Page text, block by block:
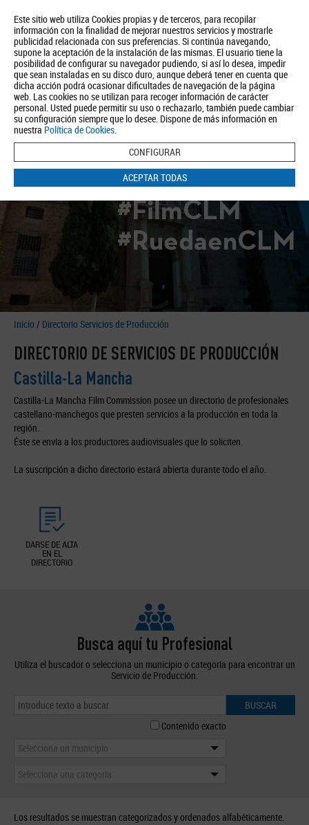
Este sitio web utiliza Cookies propias y de terceros, para recopilar
información con la finalidad de mejorar nuestros servicios y mostrarle
publicidad relacionada con sus preferencias. Si continúa navegando,
supone la aceptación de la instalación de las mismas. El usuario tiene la
posibilidad de configurar su navegador pudiendo, si así lo desea, impedir
que sean instaladas en su disco duro, aunque deberá tener en cuenta que
dicha acción podrá ocasionar dificultades de navegación de la página
web. Las cookies no se utilizan para recoger información de carácter
personal. Usted puede permitir su uso o rechazarlo, también puede cambiar
su configuración siempre que lo desee. Dispone de más información en
nuestra Política de Cookies.
CONFIGURAR
ACEPTAR TODAS
Quiénes somos Turismo Política de Privacidad Aviso Legal
Política de Cookies
BUSCAR
#FilmCLM
#RuedaenCLM
Inicio / Directorio Servicios de Producción
DIRECTORIO DE SERVICIOS DE PRODUCCIÓN
Castilla-La Mancha
Castilla-La Mancha Film Commission posee un directorio de profesionales
castellano-manchegos que presten servicios a la producción en toda la
región.
Éste se envía a los productores audiovisuales que lo soliciten.
La suscripción a dicho directorio estará abierta durante todo el año.
DARSE DE ALTA
EN EL
DIRECTORIO
Busca aquí tu Profesional
Utiliza el buscador o selecciona un municipio o categoría para encontrar un
Servicio de Producción.
BUSCAR
Contenido exacto
Selecciona un municipio
Selecciona una categoría
Los resultados se muestran categorizados y ordenados alfabéticamente.